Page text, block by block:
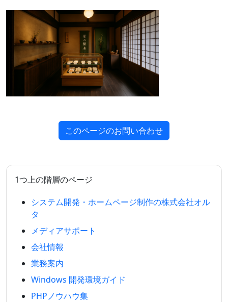
このページのお問い合わせ
1つ上の階層のページ
システム開発・ホームページ制作の株式会社オル
タ
メディアサポート
会社情報
業務案内
Windows 開発環境ガイド
PHPノウハウ集